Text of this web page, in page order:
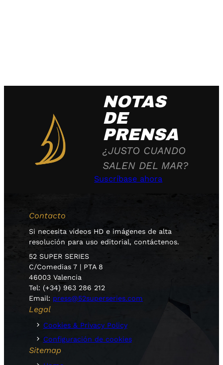
NOTAS
DE
PRENSA
¿JUSTO CUANDO
SALEN DEL MAR?
Suscríbase ahora
Contacto
Si necesita vídeos HD e imágenes de alta
resolución para uso editorial, contáctenos.
52 SUPER SERIES
C/Comedias 7 | PTA 8
46003 Valencia
Tel: (+34) 963 286 212
Email: press@52superseries.com
Legal
Cookies & Privacy Policy
Configuración de cookies
Sitemap